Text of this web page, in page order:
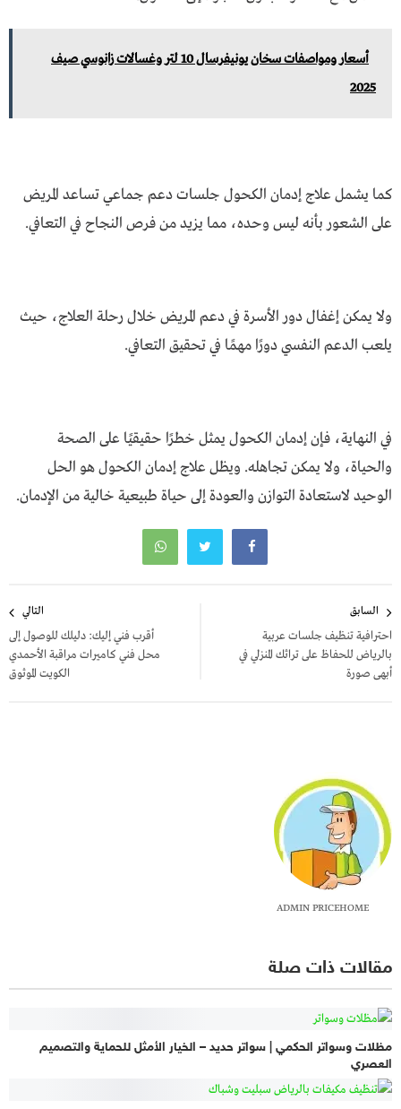
أسعار ومواصفات سخان يونيفرسال 10 لتر وغسالات زانوسي صيف
2025
كما يشمل علاج إدمان الكحول جلسات دعم جماعي تساعد المريض
على الشعور بأنه ليس وحده، مما يزيد من فرص النجاح في التعافي.
ولا يمكن إغفال دور الأسرة في دعم المريض خلال رحلة العلاج، حيث
يلعب الدعم النفسي دورًا مهمًا في تحقيق التعافي.
في النهاية، فإن إدمان الكحول يمثل خطرًا حقيقيًا على الصحة
والحياة، ولا يمكن تجاهله. ويظل علاج إدمان الكحول هو الحل
الوحيد لاستعادة التوازن والعودة إلى حياة طبيعية خالية من الإدمان.
المقالات
السابق
احترافية تنظيف جلسات عربية
بالرياض للحفاظ على تراثك المنزلي في
أبهى صورة
التالي
أقرب فني إليك: دليلك للوصول إلى
محل فني كاميرات مراقبة الأحمدي
الكويت الموثوق
ADMIN PRICEHOME
مقالات ذات صلة
مظلات وسواتر الحكمي | سواتر حديد – الخيار الأمثل للحماية والتصميم
العصري